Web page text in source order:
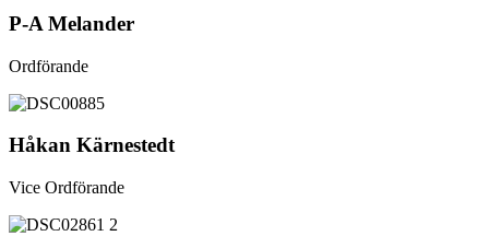
P-A Melander
Ordförande
Håkan Kärnestedt
Vice Ordförande